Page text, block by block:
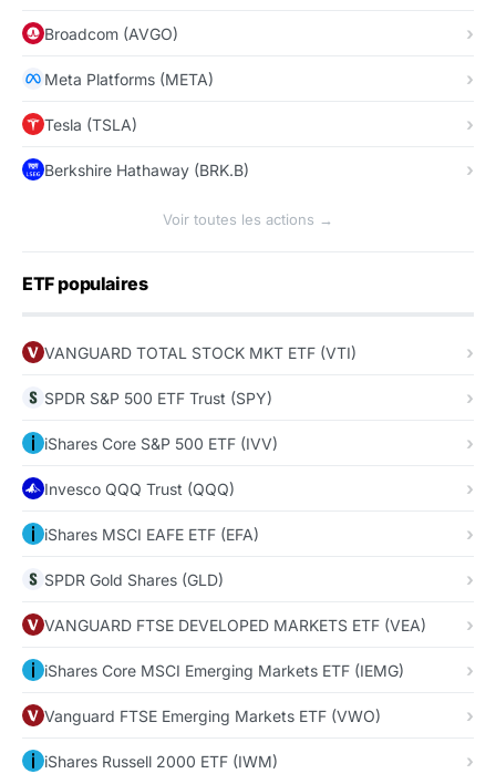
Broadcom (AVGO)
Meta Platforms (META)
Tesla (TSLA)
Berkshire Hathaway (BRK.B)
Voir toutes les actions →
ETF populaires
VANGUARD TOTAL STOCK MKT ETF (VTI)
SPDR S&P 500 ETF Trust (SPY)
iShares Core S&P 500 ETF (IVV)
Invesco QQQ Trust (QQQ)
iShares MSCI EAFE ETF (EFA)
SPDR Gold Shares (GLD)
VANGUARD FTSE DEVELOPED MARKETS ETF (VEA)
iShares Core MSCI Emerging Markets ETF (IEMG)
Vanguard FTSE Emerging Markets ETF (VWO)
iShares Russell 2000 ETF (IWM)